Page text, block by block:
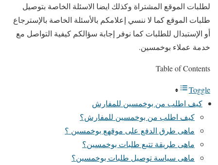
لطلبات الموقع المشتراة وكذلك ايضا الاسئلة الخاصة بتوصيل
طلبات الموقع كما لا ننسي إعلامكم بالأسئلة الخاصة بالإسترجاع
أو الإستبدال للطلبات كما نوفر إجابة سؤالكم كيفية التواصل مع
خدمة عملاء بوخمسين.
Table of Contents
Toggle
كيف اطلب من بوخمسين للمفارش
كيف اطلب من بوخمسين للمفارش؟
ماهى طرق الدفع على موقهع بوخمسين ؟
ماهى طريقة تتبع طلبات بوخمسين؟
ماهى سياسة توصيل طلبات بوخمسين؟